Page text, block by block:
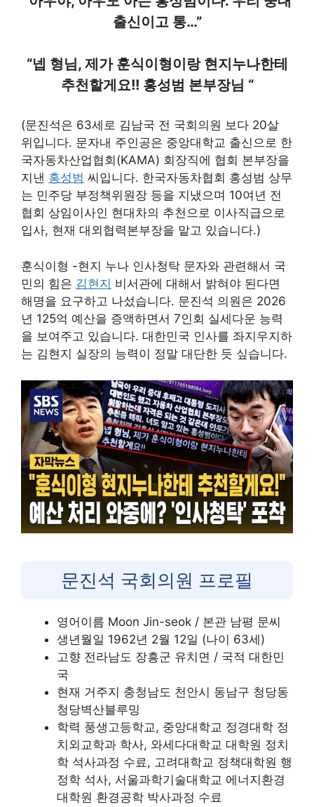
출신이고 통…”
“넵 형님, 제가 훈식이형이랑 현지누나한테
추천할게요!! 홍성범 본부장님 “
(문진석은 63세로 김남국 전 국회의원 보다 20살
위입니다. 문자내 주인공은 중앙대학교 출신으로 한
국자동차산업협회(KAMA) 회장직에 협회 본부장을
지낸 홍성범 씨입니다. 한국자동차협회 홍성범 상무
는 민주당 부정책위원장 등을 지냈으며 10여년 전
협회 상임이사인 현대차의 추천으로 이사직급으로
입사, 현재 대외협력본부장을 맡고 있습니다.)
훈식이형 -현지 누나 인사청탁 문자와 관련해서 국
민의 힘은 김현지 비서관에 대해서 밝혀야 된다면
해명을 요구하고 나섰습니다. 문진석 의원은 2026
년 125억 예산을 증액하면서 7인회 실세다운 능력
을 보여주고 있습니다. 대한민국 인사를 좌지우지하
는 김현지 실장의 능력이 정말 대단한 듯 싶습니다.
문진석 국회의원 프로필
영어이름 Moon Jin-seok / 본관 남평 문씨
생년월일 1962년 2월 12일 (나이 63세)
고향 전라남도 장흥군 유치면 / 국적 대한민
국
현재 거주지 충청남도 천안시 동남구 청당동
청당벽산블루밍
학력 풍생고등학교, 중앙대학교 정경대학 정
치외교학과 학사, 와세다대학교 대학원 정치
학 석사과정 수료, 고려대학교 정책대학원 행
정학 석사, 서울과학기술대학교 에너지환경
대학원 환경공학 박사과정 수료